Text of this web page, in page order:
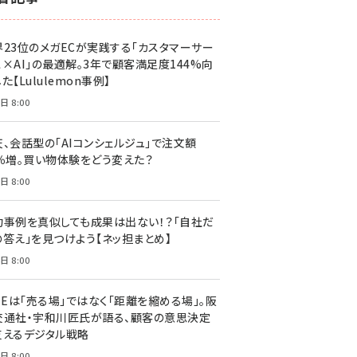
位のメガECが実践する「カスタマーサー
×AI」の最適解。3年で顧客満足度144%向
【Lululemon事例】
8:00
会話型の「AIコンシェルジュ」で注文額
増。買い物体験をどう変えた？
8:00
例を真似しても成果は出ない！？「自社だ
え」を見つけよう【ネッ担まとめ】
8:00
は「売る場」ではなく「距離を縮める場」。阪
社・宇和川匠氏が語る、顧客の意思決定
るデジタル戦略